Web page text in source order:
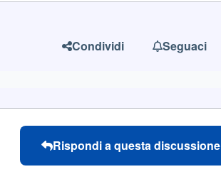
Condividi Seguaci
Rispondi a questa discussione